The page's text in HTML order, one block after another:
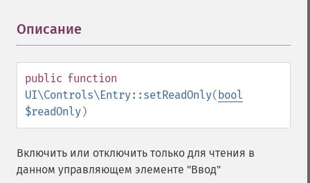
Описание
public function
UI\Controls\Entry::setReadOnly(bool
$readOnly)
Включить или отключить только для чтения в
данном управляющем элементе "Ввод"